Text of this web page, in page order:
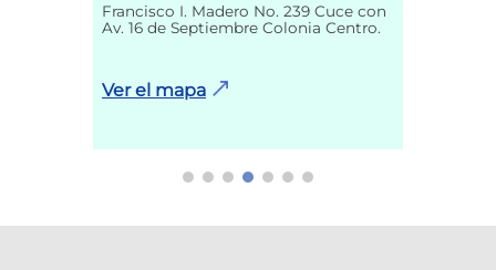
Francisco I. Madero No. 239 Cuce con
Av. 16 de Septiembre Colonia Centro.
Ver el mapa